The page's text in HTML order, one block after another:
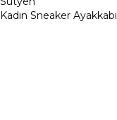
Kadın Sneaker Ayakkabı